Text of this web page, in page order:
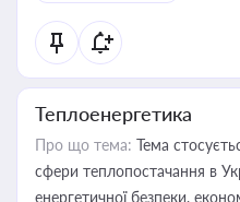
Теплоенергетика
Про що тема: Тема
сфери теплопостачання в
енергетичної безпеки,